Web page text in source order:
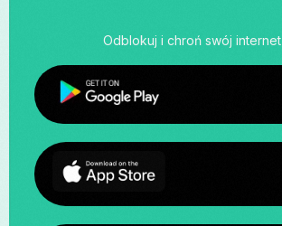
Odblokuj i chroń swój internet